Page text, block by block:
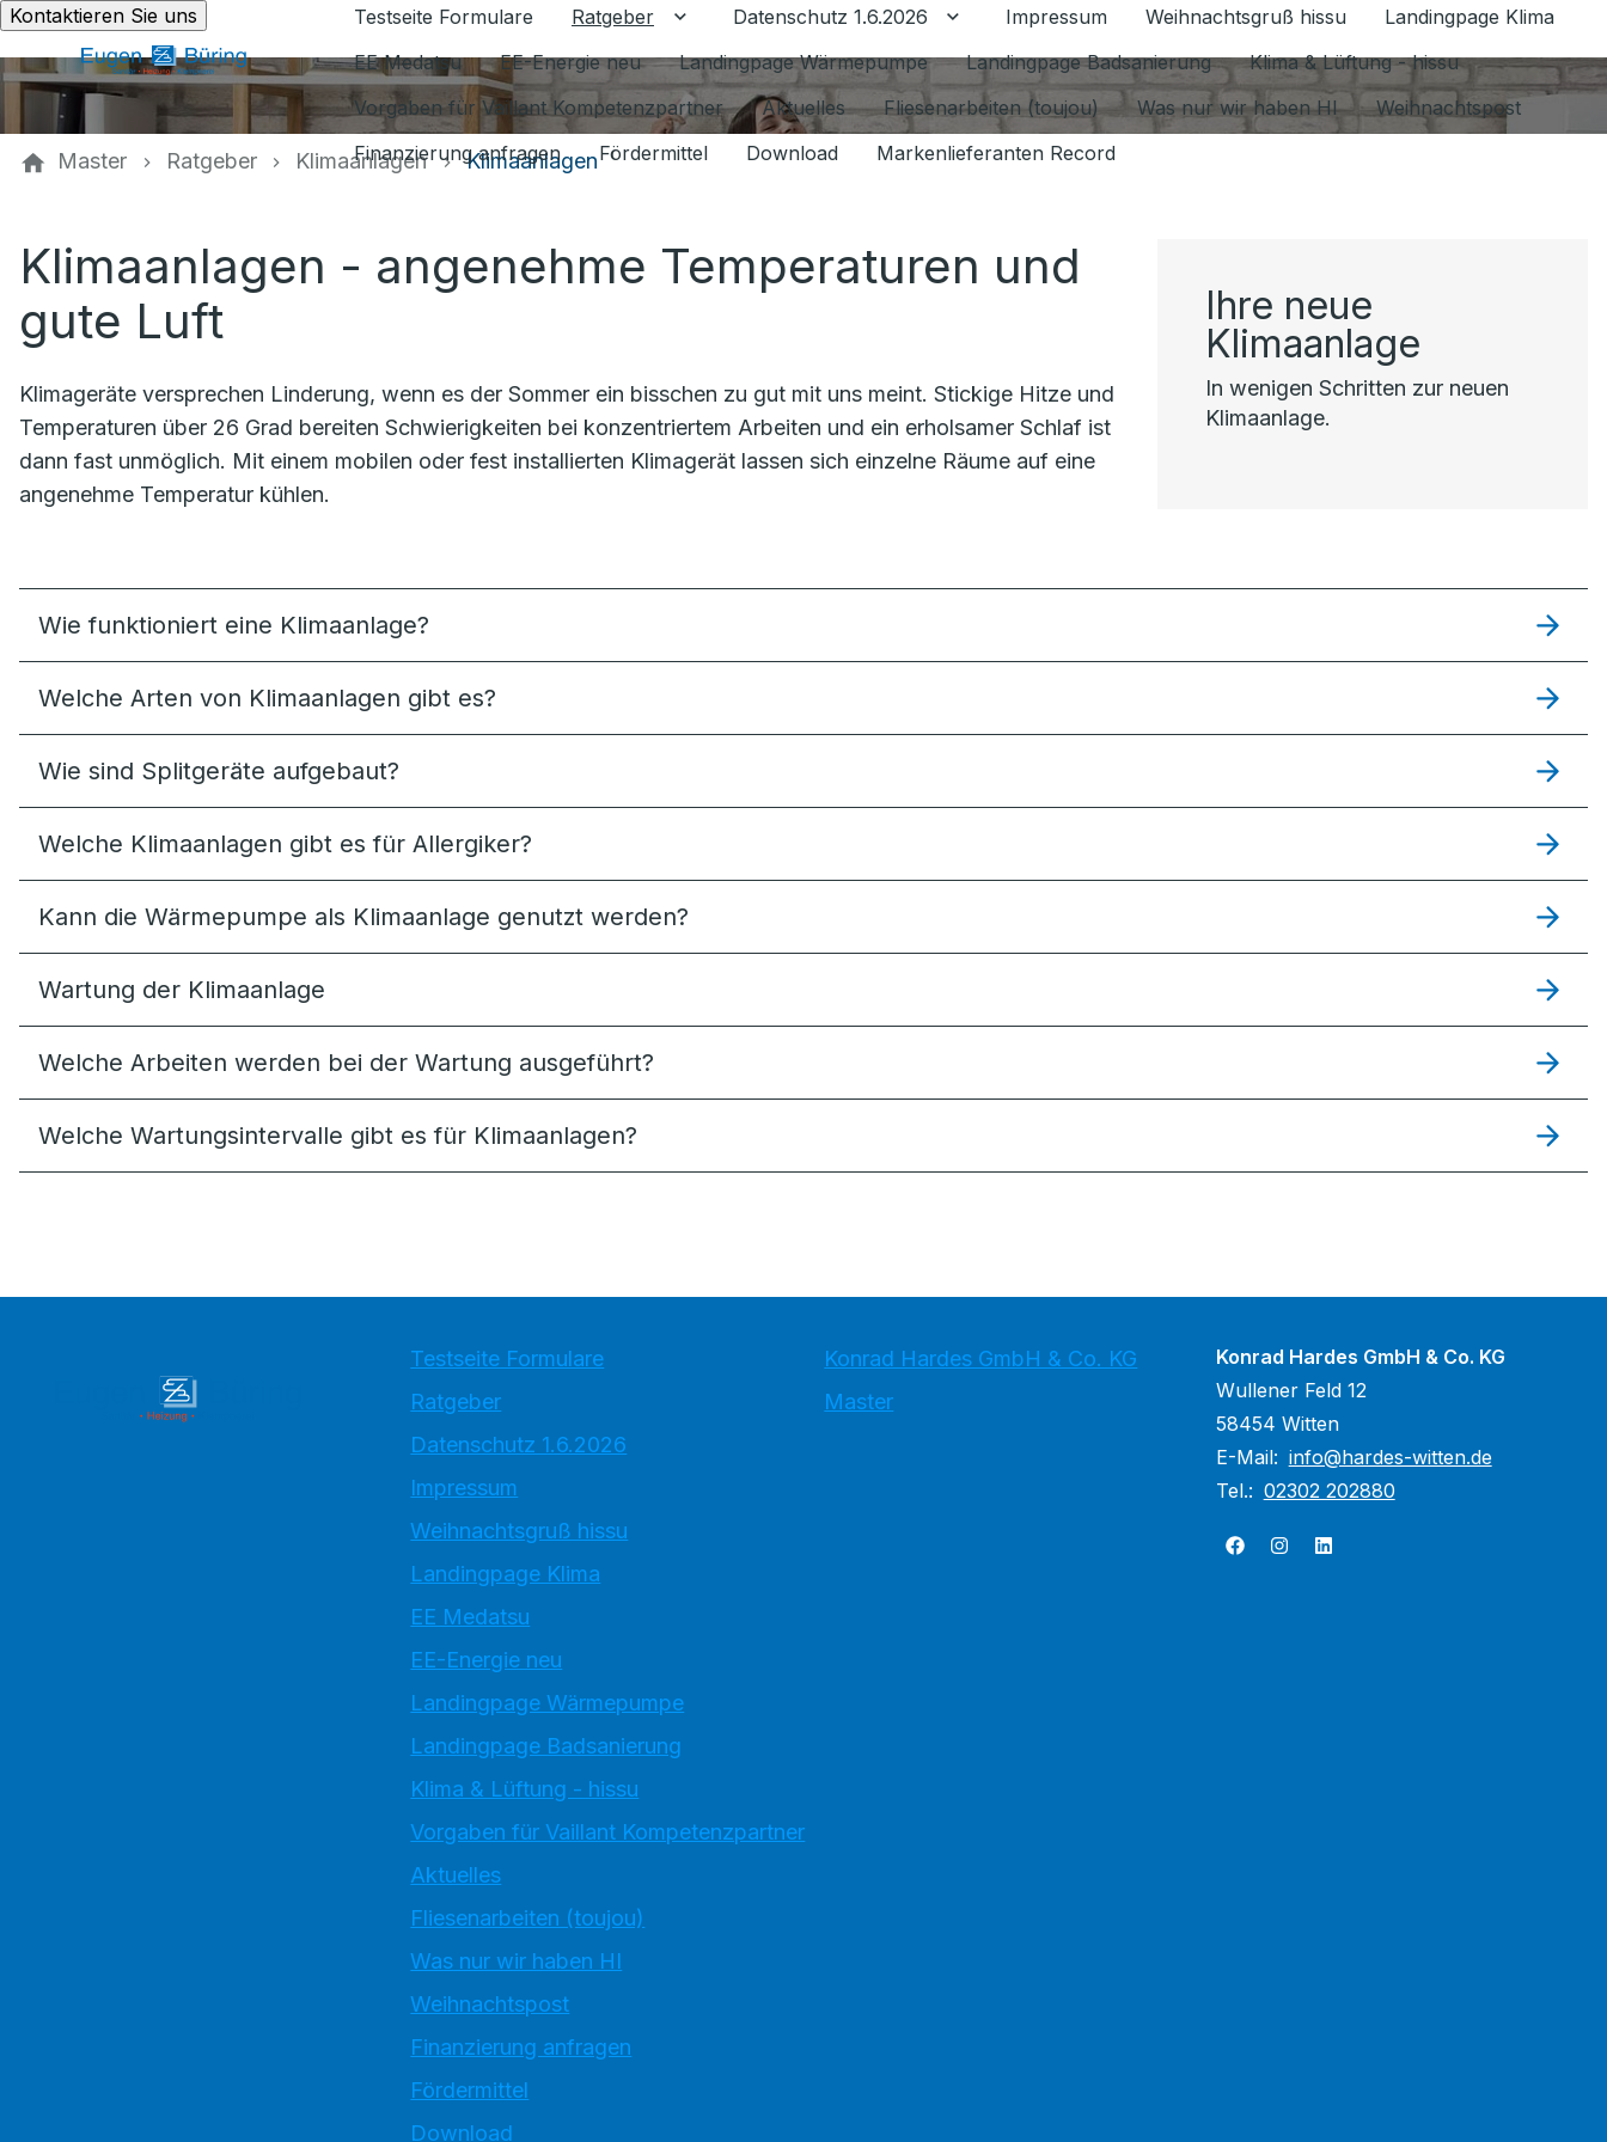
Kontaktieren Sie uns Testseite Formulare Ratgeber Untermenü für Ratgeber umschalten
Datenschutz 1.6.2026 Untermenü für Datenschutz 1.6.2026 umschalten
Impressum Weihnachtsgruß hissu
Landingpage Klima
EE Medatsu
EE-Energie neu Landingpage Wärmepumpe Landingpage Badsanierung
Klima & Lüftung - hissu
Vorgaben für Vaillant Kompetenzpartner
Aktuelles Fliesenarbeiten (toujou) Was nur wir haben HI
Weihnachtspost
Finanzierung anfragen
Fördermittel Download Markenlieferanten Record
Master Ratgeber Klimaanlagen Klimaanlagen
Klimaanlagen - angenehme Temperaturen und
gute Luft
Klimageräte versprechen Linderung, wenn es der Sommer ein bisschen zu gut mit uns meint. Stickige Hitze und
Temperaturen über 26 Grad bereiten Schwierigkeiten bei konzentriertem Arbeiten und ein erholsamer Schlaf ist
dann fast unmöglich. Mit einem mobilen oder fest installierten Klimagerät lassen sich einzelne Räume auf eine
angenehme Temperatur kühlen.
Ihre neue
Klimaanlage
In wenigen Schritten zur neuen
Klimaanlage.
Wie funktioniert eine Klimaanlage?
Welche Arten von Klimaanlagen gibt es?
Wie sind Splitgeräte aufgebaut?
Welche Klimaanlagen gibt es für Allergiker?
Kann die Wärmepumpe als Klimaanlage genutzt werden?
Wartung der Klimaanlage
Welche Arbeiten werden bei der Wartung ausgeführt?
Welche Wartungsintervalle gibt es für Klimaanlagen?
Testseite Formulare
Ratgeber
Datenschutz 1.6.2026
Impressum
Weihnachtsgruß hissu
Landingpage Klima
EE Medatsu
EE-Energie neu
Landingpage Wärmepumpe
Landingpage Badsanierung
Klima & Lüftung - hissu
Vorgaben für Vaillant Kompetenzpartner
Aktuelles
Fliesenarbeiten (toujou)
Was nur wir haben HI
Weihnachtspost
Finanzierung anfragen
Fördermittel
Download
Konrad Hardes GmbH & Co. KG
Master
Konrad Hardes GmbH & Co. KG
Wullener Feld 12
58454 Witten
E-Mail: info@hardes-witten.de
Tel.: 02302 202880